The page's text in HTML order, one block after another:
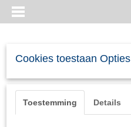
Cookies toestaan Opties
Toestemming Details